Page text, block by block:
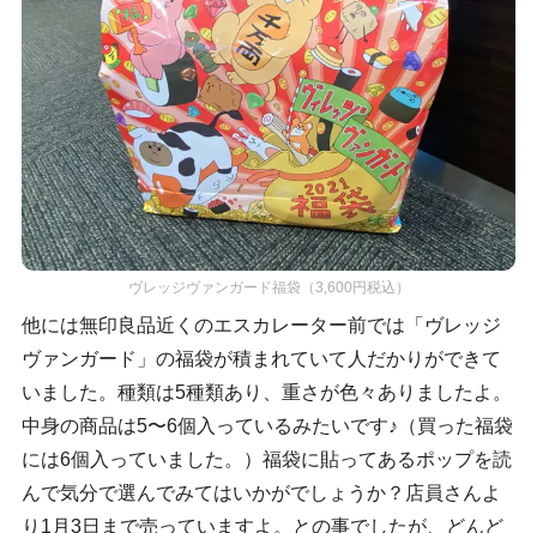
ヴレッジヴァンガード福袋（3,600円税込）
他には無印良品近くのエスカレーター前では「ヴレッジ
ヴァンガード」の福袋が積まれていて人だかりができて
いました。種類は5種類あり、重さが色々ありましたよ。
中身の商品は5〜6個入っているみたいです♪（買った福袋
には6個入っていました。）福袋に貼ってあるポップを読
んで気分で選んでみてはいかがでしょうか？店員さんよ
り1月3日まで売っていますよ。との事でしたが、どんど